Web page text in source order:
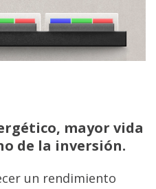
mayor vida
de la inversión.
un rendimiento